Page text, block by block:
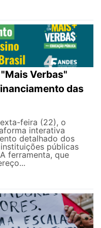
Verbas"
das
feira (22), o
interativa
detalhado dos
públicas
ferramenta, que